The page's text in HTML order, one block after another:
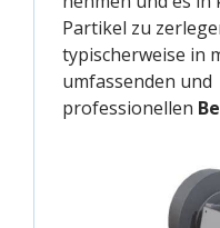
Partikel zu
typischerweise in
umfassenden und
professionellen